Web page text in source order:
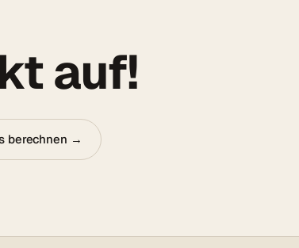
auf!
berechnen →